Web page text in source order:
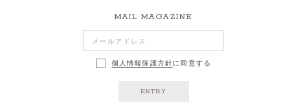
MAIL MAGAZINE
個人情報保護方針に同意する
ENTRY